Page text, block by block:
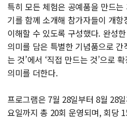
특히 모든 체험은 공예품을 만드
기를 함께 소개해 참가자들이 개
이해할 수 있도록 구성했다. 완성
의미를 담은 특별한 기념품으로 간
는 것’에서 ‘직접 만드는 것’으로
의미를 더한다.
프로그램은 7월 28일부터 8월 28
요일까지 총 20회 운영되며, 회당